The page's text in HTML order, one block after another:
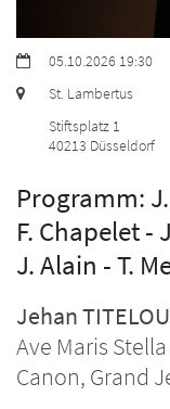
Datum:05.10.2026 19:30
Ort:
St. Lambertus
Stiftsplatz 1
40213 Düsseldorf
Programm:
F. Chapelet -
J. Alain - T.
Jehan
Ave Maris
Canon, Grand